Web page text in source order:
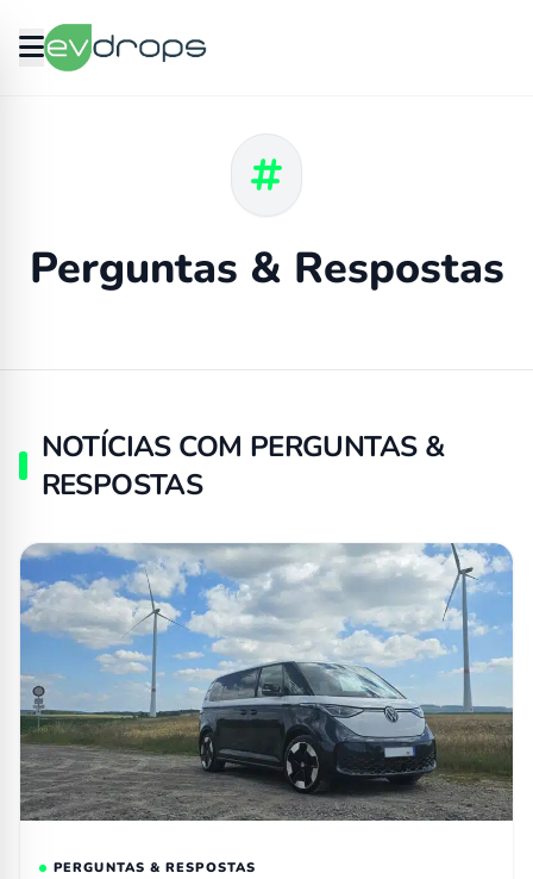
Perguntas & Respostas
NOTÍCIAS COM PERGUNTAS &
RESPOSTAS
PERGUNTAS & RESPOSTAS